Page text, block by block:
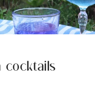
cocktails